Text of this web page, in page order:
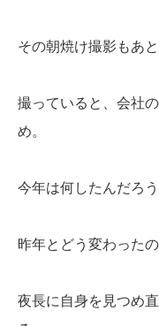
その朝焼け撮影もあ
撮っていると、会社
め。
今年は何したんだろう
昨年とどう変わった
夜長に自身を見つめ